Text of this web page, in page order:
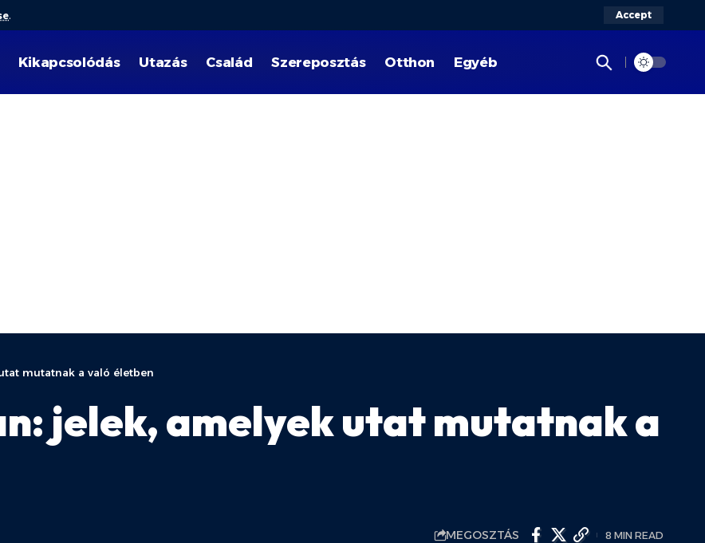
. Accept
Kikapcsolódás Utazás Család Szereposztás Otthon Egyéb
mutatnak a való életben
jelek, amelyek utat mutatnak a
MEGOSZTÁS 8 MIN READ